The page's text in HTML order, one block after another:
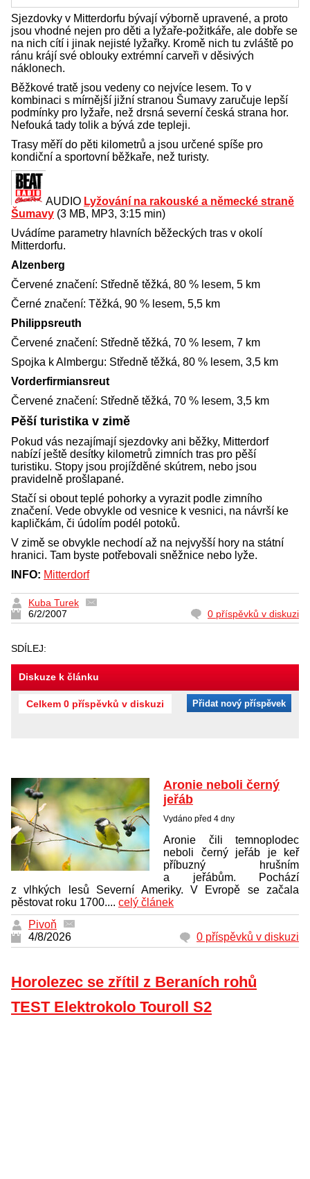
Sjezdovky v Mitterdorfu bývají výborně upravené, a proto
jsou vhodné nejen pro děti a lyžaře-požitkáře, ale dobře se
na nich cítí i jinak nejisté lyžařky. Kromě nich tu zvláště po
ránu krájí své oblouky extrémní carveři v děsivých
náklonech.
Běžkové tratě jsou vedeny co nejvíce lesem. To v
kombinaci s mírnější jižní stranou Šumavy zaručuje lepší
podmínky pro lyžaře, než drsná severní česká strana hor.
Nefouká tady tolik a bývá zde tepleji.
Trasy měří do pěti kilometrů a jsou určené spíše pro
kondiční a sportovní běžkaře, než turisty.
AUDIO Lyžování na rakouské a německé straně
Šumavy (3 MB, MP3, 3:15 min)
Uvádíme parametry hlavních běžeckých tras v okolí
Mitterdorfu.
Alzenberg
Červené značení: Středně těžká, 80 % lesem, 5 km
Černé značení: Těžká, 90 % lesem, 5,5 km
Philippsreuth
Červené značení: Středně těžká, 70 % lesem, 7 km
Spojka k Almbergu: Středně těžká, 80 % lesem, 3,5 km
Vorderfirmiansreut
Červené značení: Středně těžká, 70 % lesem, 3,5 km
Pěší turistika v zimě
Pokud vás nezajímají sjezdovky ani běžky, Mitterdorf
nabízí ještě desítky kilometrů zimních tras pro pěší
turistiku. Stopy jsou projížděné skútrem, nebo jsou
pravidelně prošlapané.
Stačí si obout teplé pohorky a vyrazit podle zimního
značení. Vede obvykle od vesnice k vesnici, na návrší ke
kapličkám, či údolím podél potoků.
V zimě se obvykle nechodí až na nejvyšší hory na státní
hranici. Tam byste potřebovali sněžnice nebo lyže.
INFO: Mitterdorf
Kuba Turek
6/2/2007
0 příspěvků v diskuzi
SDÍLEJ:
Diskuze k článku
Celkem 0 příspěvků v diskuzi Přidat nový příspěvek
Aronie neboli černý
jeřáb
Vydáno před 4 dny
Aronie čili temnoplodec
neboli černý jeřáb je keř
příbuzný hrušním
a jeřábům. Pochází
z vlhkých lesů Severní Ameriky. V Evropě se začala
pěstovat roku 1700.... celý článek
Pivoň
4/8/2026
0 příspěvků v diskuzi
Horolezec se zřítil z Beraních rohů
TEST Elektrokolo Touroll S2